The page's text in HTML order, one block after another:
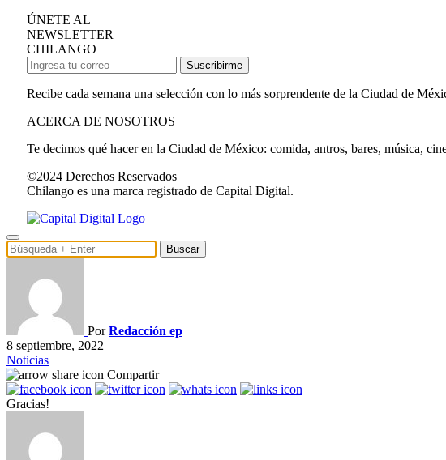
ÚNETE AL
NEWSLETTER
CHILANGO
Suscribirme
Recibe cada semana una selección con lo más sorprendente de la Ciudad de
ACERCA DE NOSOTROS
Te decimos qué hacer en la Ciudad de México: comida, antros, bares, música,
©2024 Derechos Reservados
Chilango es una marca registrado de Capital Digital.
Buscar
PorRedacción ep
8 septiembre, 2022
Noticias
Compartir
Gracias!